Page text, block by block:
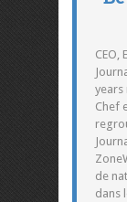
CEO,
years
Chef
de
dans